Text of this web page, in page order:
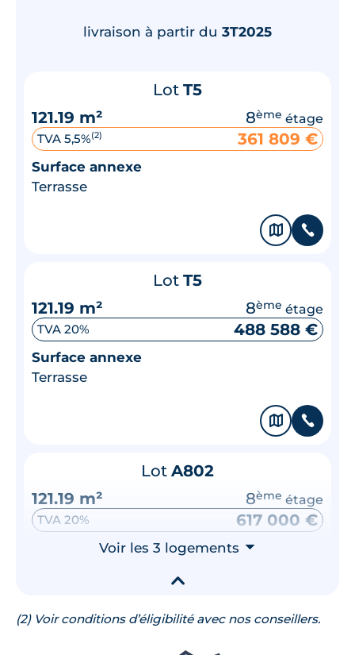
livraison à partir du 3T2025
Lot T5
121.19 m²
8ème étage
TVA 5,5%(2) 361 809 €
Surface annexe
Terrasse
🗞 📞
Lot T5
121.19 m²
8ème étage
TVA 20% 488 588 €
Surface annexe
Terrasse
🗞 📞
Lot A802
121.19 m²
8ème étage
TVA 20% 617 000 €
Surface annexe
📞
Voir les 3 logements ⮟
▾
(2) Voir conditions d’éligibilité avec nos conseillers.